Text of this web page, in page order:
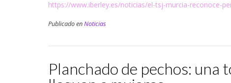
https://www.iberley.es/noticias/el-tsj-murcia-reconoce-
Publicado enNoticias
Planchado de pechos: una